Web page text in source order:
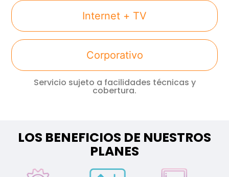
Internet + TV
Corporativo
Servicio sujeto a facilidades técnicas y
cobertura.
LOS BENEFICIOS DE NUESTROS
PLANES